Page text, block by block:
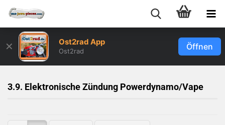
✕ Ost2rad App
Ost2rad Öffnen
3.9. Elektronische Zündung Powerdynamo/Vape